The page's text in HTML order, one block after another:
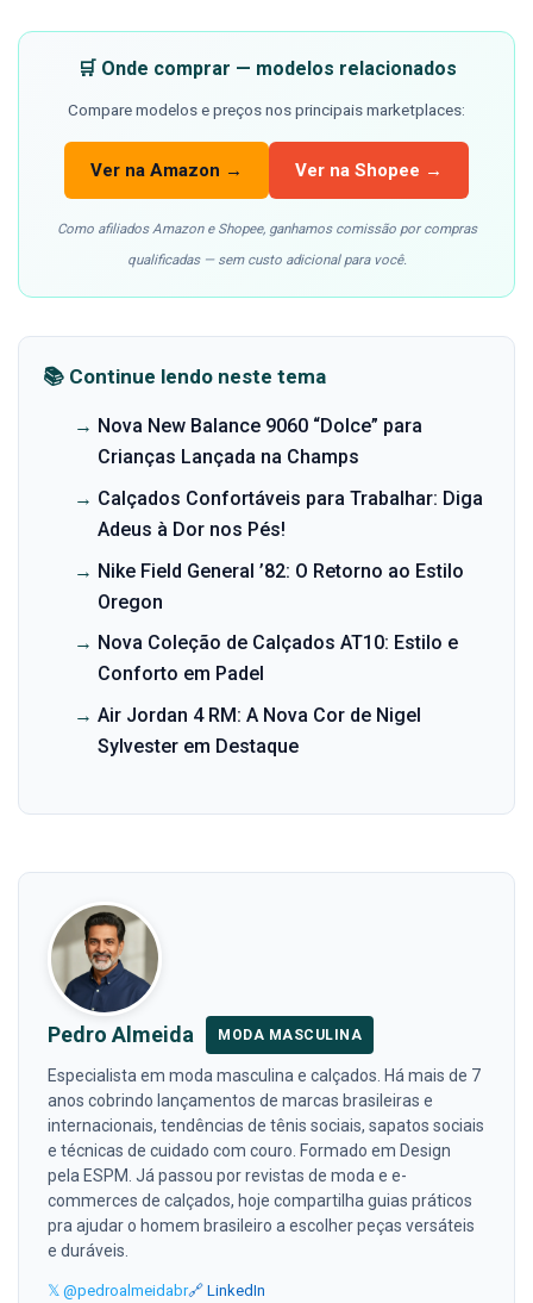
🛒 Onde comprar — modelos relacionados
Compare modelos e preços nos principais marketplaces:
Ver na Amazon → Ver na Shopee →
Como afiliados Amazon e Shopee, ganhamos comissão por compras
qualificadas — sem custo adicional para você.
📚 Continue lendo neste tema
→ Nova New Balance 9060 “Dolce” para
Crianças Lançada na Champs
→ Calçados Confortáveis para Trabalhar: Diga
Adeus à Dor nos Pés!
→ Nike Field General ’82: O Retorno ao Estilo
Oregon
→ Nova Coleção de Calçados AT10: Estilo e
Conforto em Padel
→ Air Jordan 4 RM: A Nova Cor de Nigel
Sylvester em Destaque
Pedro Almeida MODA MASCULINA
Especialista em moda masculina e calçados. Há mais de 7
anos cobrindo lançamentos de marcas brasileiras e
internacionais, tendências de tênis sociais, sapatos sociais
e técnicas de cuidado com couro. Formado em Design
pela ESPM. Já passou por revistas de moda e e-
commerces de calçados, hoje compartilha guias práticos
pra ajudar o homem brasileiro a escolher peças versáteis
e duráveis.
𝕏 @pedroalmeidabr🔗 LinkedIn